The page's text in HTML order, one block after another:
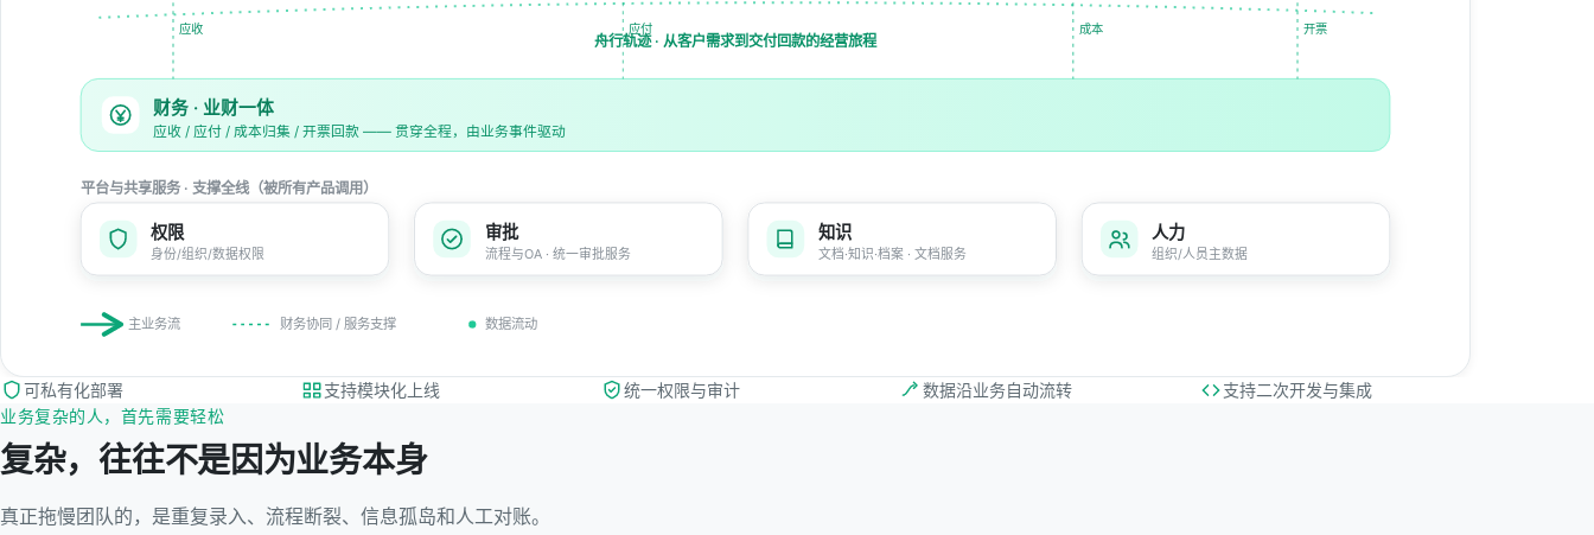
舟行轨迹 · 从客户需求到交付回款的经营旅程
财务 · 业财一体
应收 / 应付 / 成本归集 / 开票回款 —— 贯穿全程，由业务事件驱动
应收 应付 成本 开票
平台与共享服务 · 支撑全线（被所有产品调用）
权限
身份/组织/数据权限
审批
流程与OA · 统一审批服务
知识
文档·知识·档案 · 文档服务
人力
组织/人员主数据
主业务流 财务协同 / 服务支撑 数据流动
可私有化部署 支持模块化上线 统一权限与审计 数据沿业务自动流转
支持二次开发与集成
业务复杂的人，首先需要轻松
复杂，往往不是因为业务本身
真正拖慢团队的，是重复录入、流程断裂、信息孤岛和人工对账。